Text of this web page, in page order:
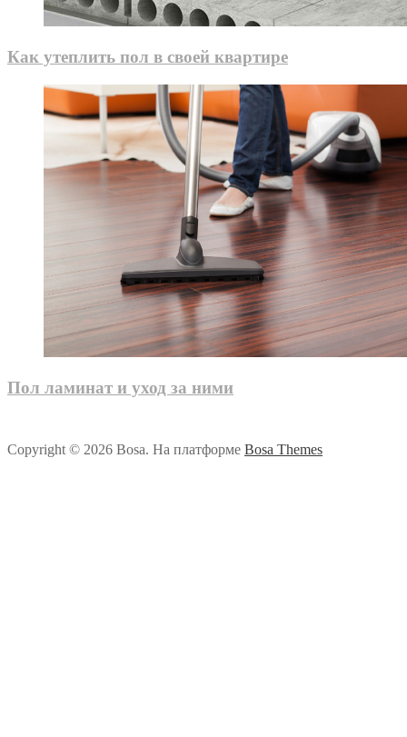
Как утеплить пол в своей квартире
Пол ламинат и уход за ними
Copyright © 2026 Bosa. На платформе Bosa Themes